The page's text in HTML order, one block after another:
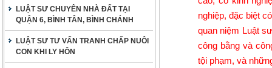
LUẬT SƯ CHUYÊN NHÀ ĐẤT TẠI
QUẬN 6, BÌNH TÂN, BÌNH CHÁNH
LUẬT SƯ TƯ VẤN TRANH CHẤP NUÔI
CON KHI LY HÔN
nghiệp, đặc biệt
quan niệm Luật
công bằng và
tội phạm, và